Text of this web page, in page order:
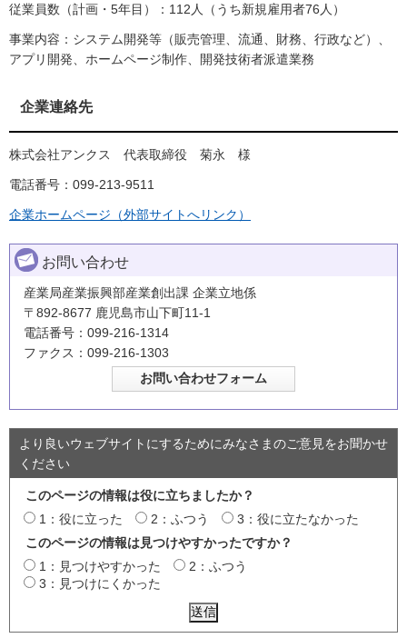
従業員数（計画・5年目）：112人（うち新規雇用者76人）
事業内容：システム開発等（販売管理、流通、財務、行政など）、
アプリ開発、ホームページ制作、開発技術者派遣業務
企業連絡先
株式会社アンクス 代表取締役 菊永 様
電話番号：099-213-9511
企業ホームページ（外部サイトへリンク）
お問い合わせ
産業局産業振興部産業創出課 企業立地係
〒892-8677 鹿児島市山下町11-1
電話番号：099-216-1314
ファクス：099-216-1303
より良いウェブサイトにするためにみなさまのご意見をお聞かせ
ください
このページの情報は役に立ちましたか？
1：役に立った
2：ふつう
3：役に立たなかった
このページの情報は見つけやすかったですか？
1：見つけやすかった
2：ふつう
3：見つけにくかった